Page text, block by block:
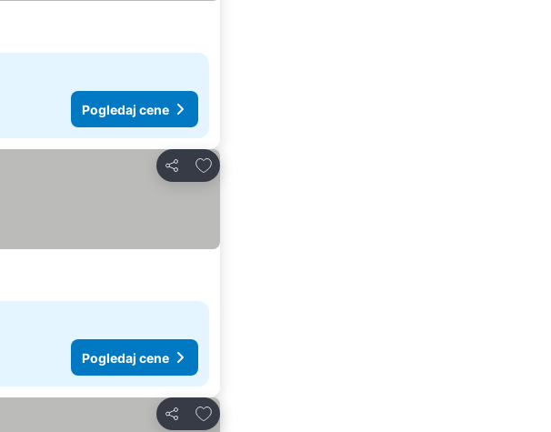
Pogledaj cene
Deli
Dodati u favorite
Pogledaj cene
Deli
Dodati u favorite